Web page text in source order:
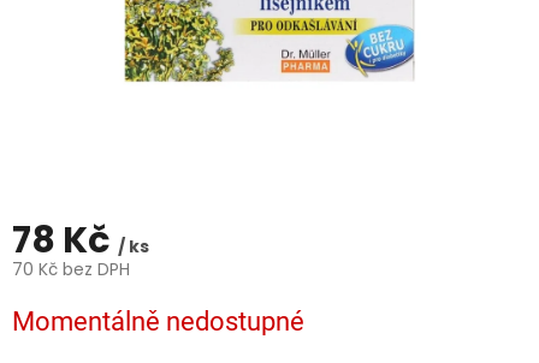
78 Kč / ks
70 Kč bez DPH
cena:
Momentálně nedostupné